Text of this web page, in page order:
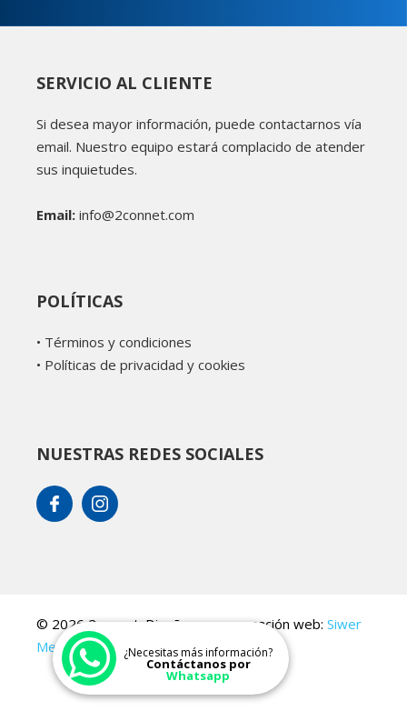
SERVICIO AL CLIENTE
Si desea mayor información, puede contactarnos vía
email. Nuestro equipo estará complacido de atender
sus inquietudes.
Email: info@2connet.com
POLÍTICAS
• Términos y condiciones
• Políticas de privacidad y cookies
NUESTRAS REDES SOCIALES
© 2026 2connet. Diseño y programación web: Siwer
Media. ¿Necesitas más información?
Contáctanos por
Whatsapp